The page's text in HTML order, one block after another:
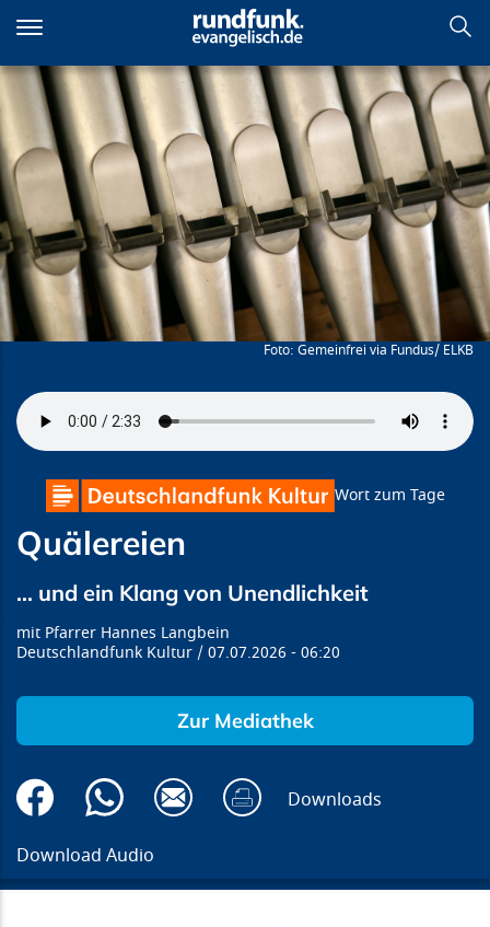
zum
Inhalt
Quälereien
Gemeinfrei via Fundus/ ELKB
Wort zum Tage
Quälereien
… und ein Klang von Unendlichkeit
Pfarrer Hannes Langbein
Deutschlandfunk Kultur
07.07.2026 06:20
Zur Mediathek
Downloads
Download Audio